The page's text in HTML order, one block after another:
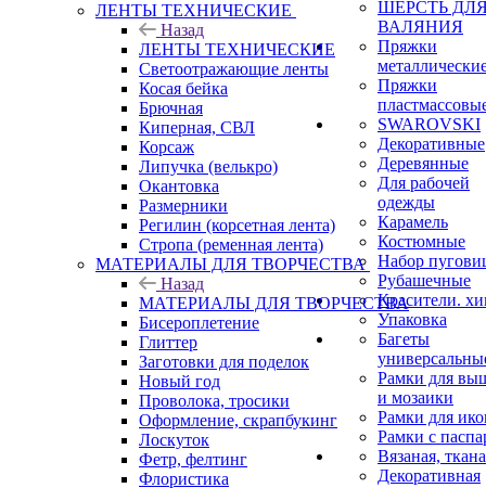
ШЕРСТЬ
ВАЛЯНИЯ
Пряжки
Пряжки
SWAROVSKI
Декоративные
Деревянные
Для рабочей
одежды
Карамель
Костюмные
Набор
Рубашечные
Красители.
Упаковка
Багеты
Рамки для
и мозаики
Рамки для
Рамки с
Вязаная,
Декоративная
ЛЕНТЫ ТЕХНИЧЕСКИЕ
Назад
ЛЕНТЫ ТЕХНИЧЕСКИЕ
Светоотражающие ленты
Косая бейка
Брючная
Киперная, СВЛ
Корсаж
Липучка (велькро)
Окантовка
Размерники
Регилин (корсетная лента)
Стропа (ременная лента)
МАТЕРИАЛЫ ДЛЯ ТВОРЧЕСТВА
Назад
МАТЕРИАЛЫ ДЛЯ ТВОРЧЕСТВА
Бисероплетение
Глиттер
Заготовки для поделок
Новый год
Проволока, тросики
Оформление, скрапбукинг
Лоскуток
Фетр, фелтинг
Флористика